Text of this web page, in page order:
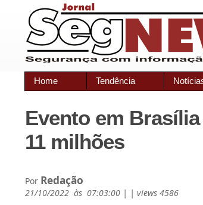
Home Tendência
Evento em
11 milhões
Por Redação
21/10/2022 às 07:03:00 | | views 4586